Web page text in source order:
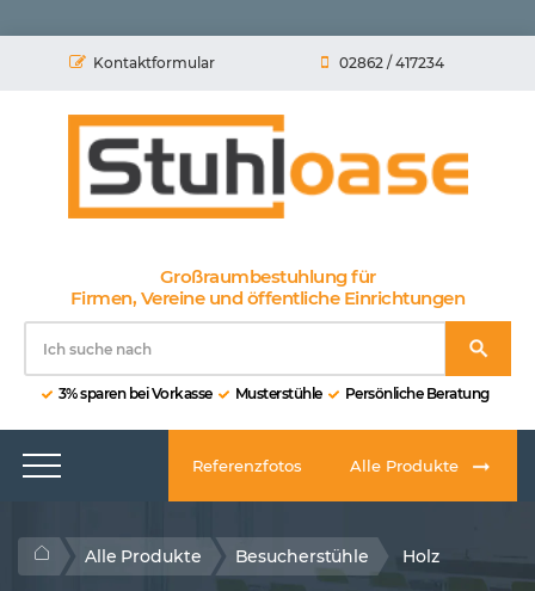
Kontaktformular 02862 / 417234
Großraumbestuhlung für
Firmen, Vereine und öffentliche Einrichtungen
3% sparen bei Vorkasse Musterstühle Persönliche Beratung
Referenzfotos Alle Produkte
Alle Produkte Besucherstühle Holz